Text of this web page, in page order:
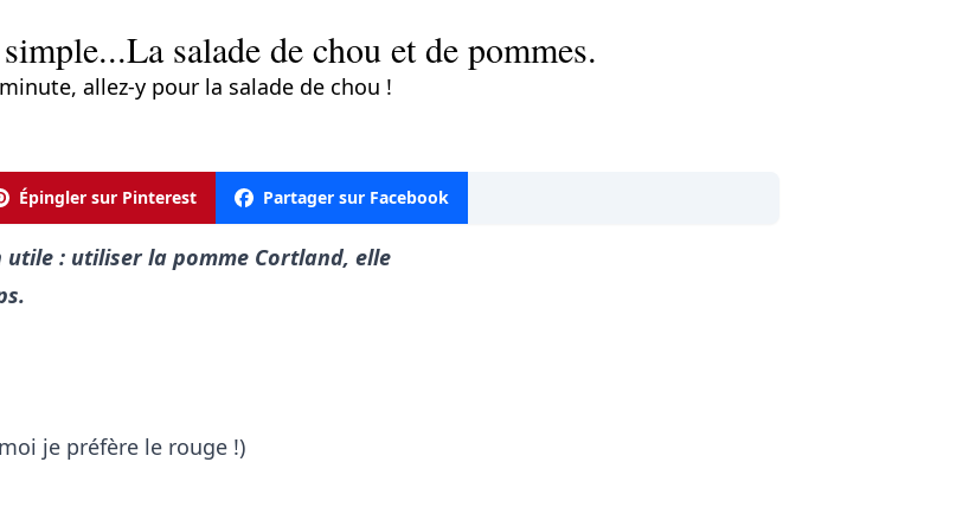
salade de chou et de pommes.
allez-y pour la salade de chou !
Épingler sur Pinterest Partager sur Facebook
utile : utiliser la pomme Cortland, elle
je préfère le rouge !)